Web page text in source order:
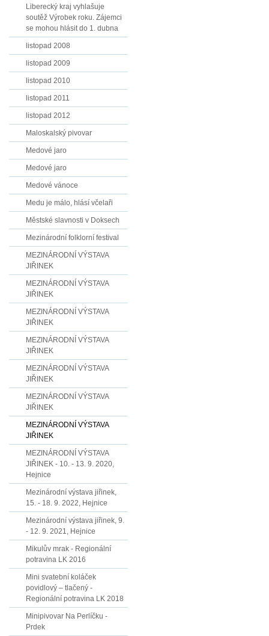
Liberecký kraj vyhlašuje
soutěž Výrobek roku. Zájemci
se mohou hlásit do 1. dubna
listopad 2008
listopad 2009
listopad 2010
listopad 2011
listopad 2012
Maloskalský pivovar
Medové jaro
Medové jaro
Medové vánoce
Medu je málo, hlásí včelaři
Městské slavnosti v Doksech
Mezinárodní folklorní festival
MEZINÁRODNÍ VÝSTAVA
JIŘINEK
MEZINÁRODNÍ VÝSTAVA
JIŘINEK
MEZINÁRODNÍ VÝSTAVA
JIŘINEK
MEZINÁRODNÍ VÝSTAVA
JIŘINEK
MEZINÁRODNÍ VÝSTAVA
JIŘINEK
MEZINÁRODNÍ VÝSTAVA
JIŘINEK
MEZINÁRODNÍ VÝSTAVA
JIŘINEK
MEZINÁRODNÍ VÝSTAVA
JIŘINEK - 10. - 13. 9. 2020,
Hejnice
Mezinárodní výstava jiřinek,
15. - 18. 9. 2022, Hejnice
Mezinárodní výstava jiřinek, 9.
- 12. 9. 2021, Hejnice
Mikulův mrak - Regionální
potravina LK 2016
Mini svatební koláček
povidlový – tlačený -
Regionální potravina LK 2018
Minipivovar Na Perlíčku -
Prdek